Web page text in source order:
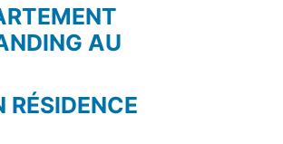
AU
RÉSIDENCE